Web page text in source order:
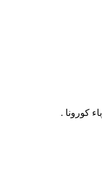
كورونا .